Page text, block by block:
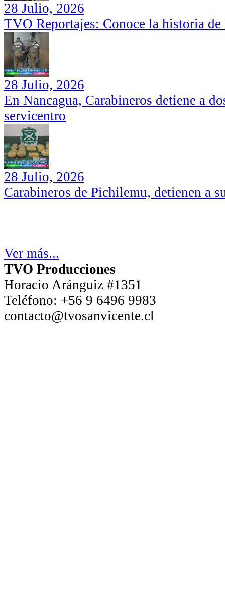
28 Julio, 2026
TVO Reportajes: Conoce la historia
28 Julio, 2026
En Nancagua, Carabineros detiene a
servicentro
28 Julio, 2026
Carabineros de Pichilemu, detienen a
Ver más...
TVO Producciones
Horacio Aránguiz #1351
Teléfono: +56 9 6496 9983
contacto@tvosanvicente.cl